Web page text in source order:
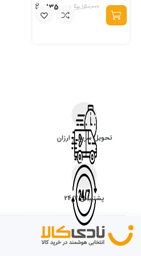
150,000
135,000
تحویل سریع و ارزان
پشتیبانی 24/7